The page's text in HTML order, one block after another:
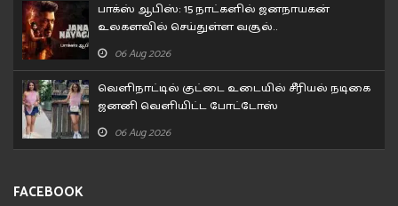
பாக்ஸ் ஆபிஸ்: 15 நாட்களில் ஜனநாயகன்
உலகளவில் செய்துள்ள வசூல்..
06 Aug 2026
வெளிநாட்டில் குட்டை உடையில் சீரியல் நடிகை
ஜனனி வெளியிட்ட போட்டோஸ்
06 Aug 2026
FACEBOOK